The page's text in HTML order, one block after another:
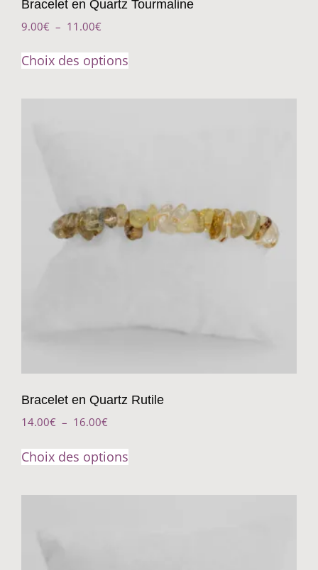
Bracelet en Quartz Tourmaline
9.00€ – 11.00€
Choix des options
Bracelet en Quartz Rutile
14.00€ – 16.00€
Choix des options